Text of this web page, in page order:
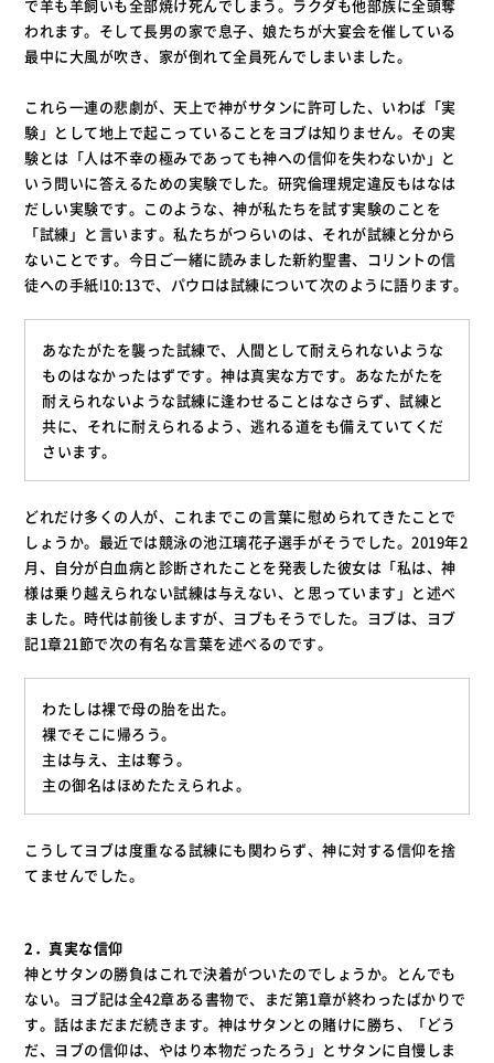
で羊も羊飼いも全部焼け死んでしまう。ラクダも他部族に全頭奪
われます。そして長男の家で息子、娘たちが大宴会を催している
最中に大風が吹き、家が倒れて全員死んでしまいました。
これら一連の悲劇が、天上で神がサタンに許可した、いわば「実
験」として地上で起こっていることをヨブは知りません。その実
験とは「人は不幸の極みであっても神への信仰を失わないか」と
いう問いに答えるための実験でした。研究倫理規定違反もはなは
だしい実験です。このような、神が私たちを試す実験のことを
「試練」と言います。私たちがつらいのは、それが試練と分から
ないことです。今日ご一緒に読みました新約聖書、コリントの信
徒への手紙Ⅰ10:13で、パウロは試練について次のように語ります。
あなたがたを襲った試練で、人間として耐えられないような
ものはなかったはずです。神は真実な方です。あなたがたを
耐えられないような試練に逢わせることはなさらず、試練と
共に、それに耐えられるよう、逃れる道をも備えていてくだ
さいます。
どれだけ多くの人が、これまでこの言葉に慰められてきたことで
しょうか。最近では競泳の池江璃花子選手がそうでした。2019年2
月、自分が白血病と診断されたことを発表した彼女は「私は、神
様は乗り越えられない試練は与えない、と思っています」と述べ
ました。時代は前後しますが、ヨブもそうでした。ヨブは、ヨブ
記1章21節で次の有名な言葉を述べるのです。
わたしは裸で母の胎を出た。
裸でそこに帰ろう。
主は与え、主は奪う。
主の御名はほめたたえられよ。
こうしてヨブは度重なる試練にも関わらず、神に対する信仰を捨
てませんでした。
2．真実な信仰
神とサタンの勝負はこれで決着がついたのでしょうか。とんでも
ない。ヨブ記は全42章ある書物で、まだ第1章が終わったばかりで
す。話はまだまだ続きます。神はサタンとの賭けに勝ち、「どう
だ、ヨブの信仰は、やはり本物だったろう」とサタンに自慢しま